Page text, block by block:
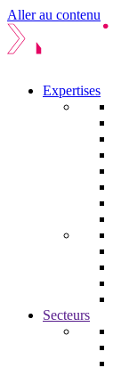
Aller au contenu
Expertises
Secteurs